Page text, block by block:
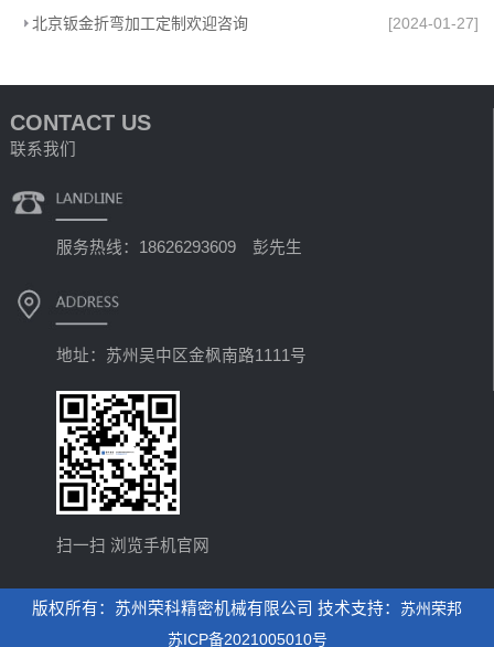
北京钣金折弯加工定制欢迎咨询
[2024-01-27]
CONTACT US
联系我们
服务热线：18626293609 彭先生
地址：苏州吴中区金枫南路1111号
扫一扫 浏览手机官网
版权所有：苏州荣科精密机械有限公司 技术支持： 苏州荣邦
苏ICP备2021005010号